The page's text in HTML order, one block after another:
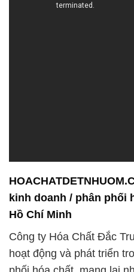
Công ty Hóa Chất Đắc
hoạt động và phát triển
phối hóa chất, mang lại
quá trình sản xuất và
Với hơn một thập kỷ kinh
là đối tác đáng tin cậy
thị trường.